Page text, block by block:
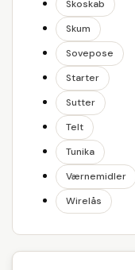
Skoskab
Skum
Sovepose
Starter
Sutter
Telt
Tunika
Værnemidler
Wirelås